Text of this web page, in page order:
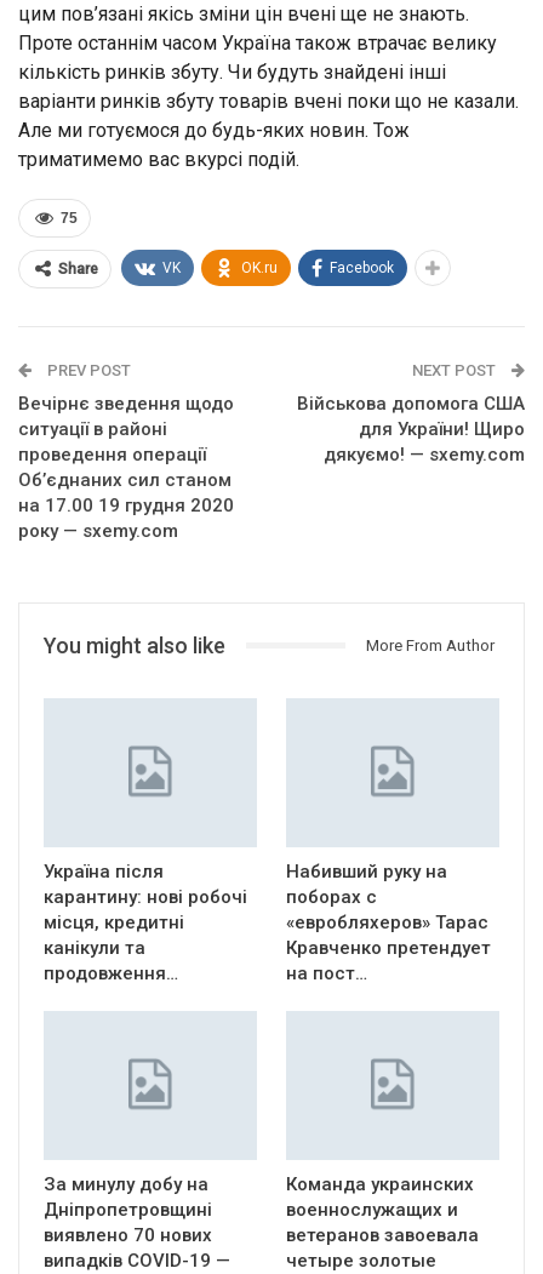
цим пов’язані якісь зміни цін вчені ще не знають.
Проте останнім часом Україна також втрачає велику
кількість ринків збуту. Чи будуть знайдені інші
варіанти ринків збуту товарів вчені поки що не казали.
Але ми готуємося до будь-яких новин. Тож
триматимемо вас вкурсі подій.
75
Share VK OK.ru Facebook
PREV POST
Вечірнє зведення щодо
ситуації в районі
проведення операції
Об’єднаних сил станом
на 17.00 19 грудня 2020
року — sxemy.com
NEXT POST
Військова допомога США
для України! Щиро
дякуємо! — sxemy.com
You might also like More From Author
Україна після
карантину: нові робочі
місця, кредитні
канікули та
продовження…
Набивший руку на
поборах с
«евробляхеров» Тарас
Кравченко претендует
на пост…
За минулу добу на
Дніпропетровщині
виявлено 70 нових
випадків COVID-19 —
Команда украинских
военнослужащих и
ветеранов завоевала
четыре золотые